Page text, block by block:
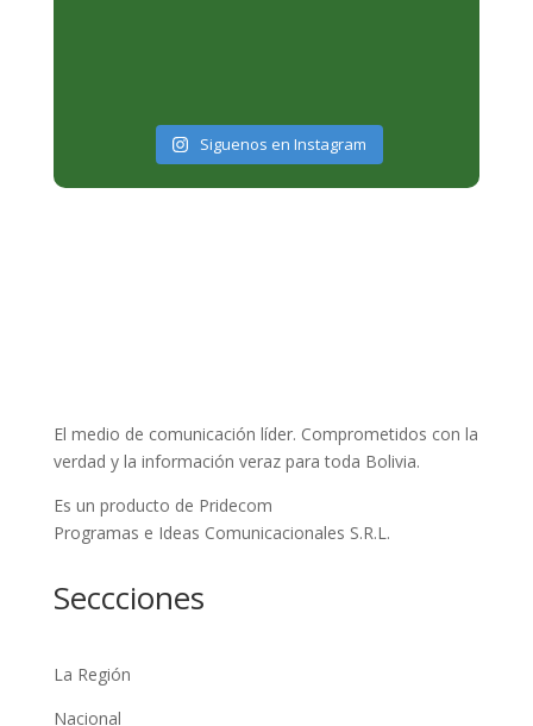
Siguenos en Instagram
El medio de comunicación líder. Comprometidos con la
verdad y la información veraz para toda Bolivia.
Es un producto de Pridecom
Programas e Ideas Comunicacionales S.R.L.
Seccciones
La Región
Nacional